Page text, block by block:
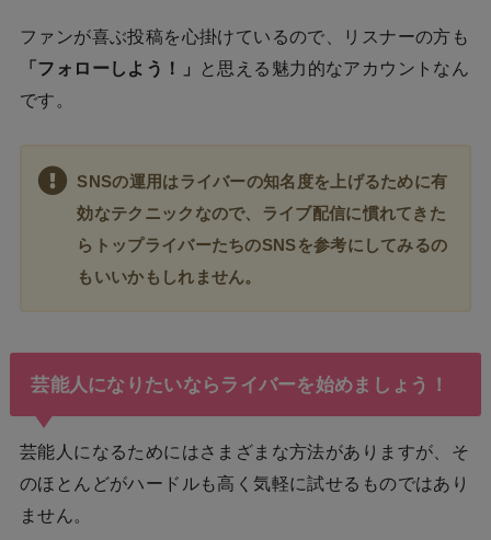
ファンが喜ぶ投稿を心掛けているので、リスナーの方も
「フォローしよう！」
と思える魅力的なアカウントなん
です。
SNSの運用はライバーの知名度を上げるために有
効なテクニックなので、ライブ配信に慣れてきた
らトップライバーたちのSNSを参考にしてみるの
もいいかもしれません。
芸能人になりたいならライバーを始めましょう！
芸能人になるためにはさまざまな方法がありますが、そ
のほとんどがハードルも高く気軽に試せるものではあり
ません。